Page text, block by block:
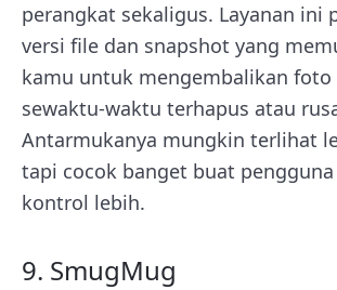
perangkat sekaligus. Layanan ini
versi file dan snapshot yang
kamu untuk mengembalikan foto
sewaktu-waktu terhapus atau
Antarmukanya mungkin terlihat
tapi cocok banget buat
kontrol lebih.
9. SmugMug